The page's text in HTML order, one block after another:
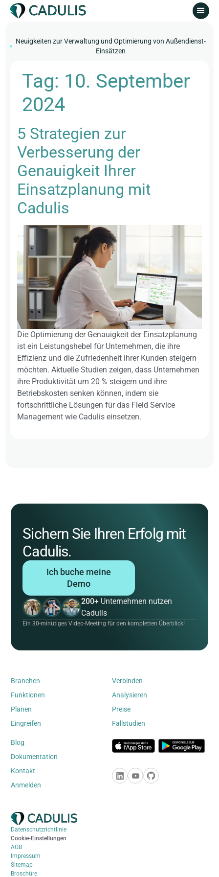
Neuigkeiten zur Verwaltung und Optimierung von Außendienst-
Einsätzen
Tag: 10. September
2024
5 Strategien zur
Verbesserung der
Genauigkeit Ihrer
Einsatzplanung mit
Cadulis
Die Optimierung der Genauigkeit der Einsatzplanung
ist ein Leistungshebel für Unternehmen, die ihre
Effizienz und die Zufriedenheit ihrer Kunden steigern
möchten. Aktuelle Studien zeigen, dass Unternehmen
ihre Produktivität um 20 % steigern und ihre
Betriebskosten senken können, indem sie
fortschrittliche Lösungen für das Field Service
Management wie Cadulis einsetzen.
Sichern Sie Ihren Erfolg mit
Cadulis.
Ich buche meine
Demo
200+ Unternehmen nutzen
Cadulis
Ein 30-minütiges Video-Meeting für den kompletten Überblick!
Branchen
Funktionen
Planen
Eingreifen
Verbinden
Analysieren
Preise
Fallstudien
Blog
Dokumentation
Kontakt
Anmelden
Datenschutzrichtlinie
Cookie-Einstellungen
AGB
Impressum
Sitemap
Broschüre